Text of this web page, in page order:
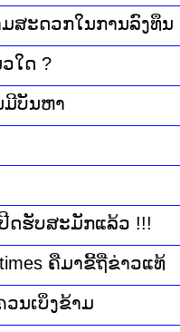
ສະດວກໃນການລົງທຶນ
ໃດ ?
ມີບັນຫາ
ປີດຮັບສະມັກແລ້ວ !!!
ຄືມາຂີ້ຖີ່ຂ່າວແທ້
ນເບິ່ງຂ້າມ